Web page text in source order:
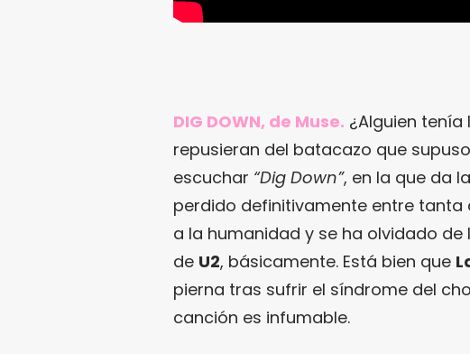
DIG DOWN, de Muse. ¿Alguien
repusieran del batacazo que supuso
escuchar “Dig Down”, en la que da
perdido definitivamente entre
a la humanidad y se ha olvidado
de U2, básicamente. Está bien que
pierna tras sufrir el síndrome del
canción es infumable.